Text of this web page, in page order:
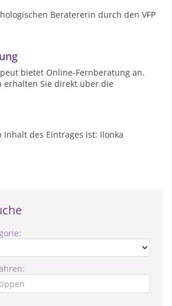
Beratererin durch den VFP
bietet Online-Fernberatung an.
erhalten Sie direkt über die
des Eintrages ist: Ilonka